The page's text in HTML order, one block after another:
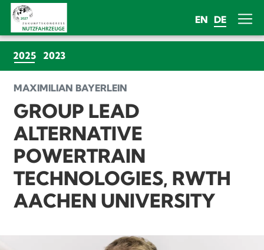
EN DE
2025(CURRENT)
2023
MAXIMILIAN BAYERLEIN
GROUP LEAD
ALTERNATIVE
POWERTRAIN
TECHNOLOGIES, RWTH
AACHEN UNIVERSITY